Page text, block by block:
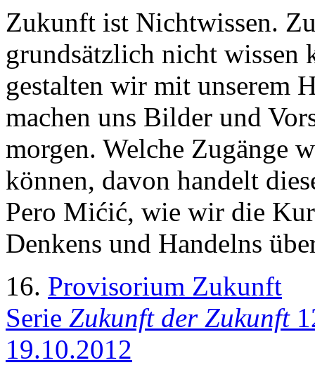
Zukunft ist Nichtwissen.
grundsätzlich nicht wissen
gestalten wir mit unserem
machen uns Bilder und
morgen. Welche Zugänge
können, davon handelt
Pero Mićić, wie wir die
Denkens und Handelns
16. Provisorium Zukunft
Serie Zukunft der Zukunft
19.10.2012